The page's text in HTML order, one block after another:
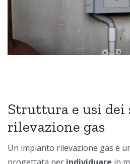
Struttura e usi dei
rilevazione gas
Un impianto rilevazione gas è